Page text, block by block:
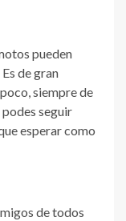
pueden
de gran
siempre de
seguir
esperar como
de todos